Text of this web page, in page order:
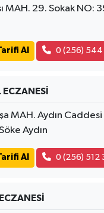
MAH. 29. Sokak NO:
Al 0 (256) 544
MAH. Aydın
Aydın
Al 0 (256) 512